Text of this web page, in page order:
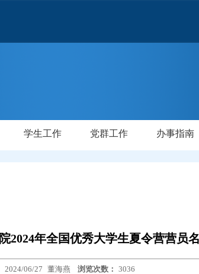
学生工作 党群工作 办事指南
2024年全国优秀大学生夏令营营员
2024/06/27 董海燕 浏览次数： 3036